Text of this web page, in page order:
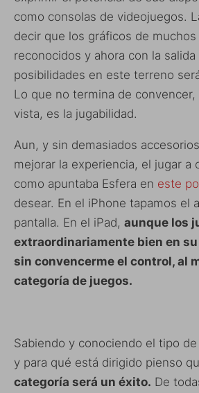
como consolas de videojuegos.
decir que los gráficos de
reconocidos y ahora con la salida
posibilidades en este terreno
Lo que no termina de
vista, es la jugabilidad.
Aun, y sin demasiados
mejorar la experiencia, el jugar a
como apuntaba Esfera en este
desear. En el iPhone tapamos el
pantalla. En el iPad, aunque los
extraordinariamente bien en
sin convencerme el control, al
categoría de juegos.
Sabiendo y conociendo el tipo
y para qué está dirigido pienso
categoría será un éxito. De